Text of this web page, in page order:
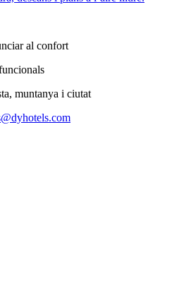
al confort
muntanya i ciutat